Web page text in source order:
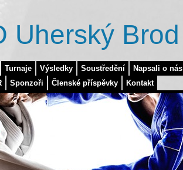
Turnaje Výsledky Soustředění Napsali o nás
Sponzoři Členské příspěvky Kontakt
Uherský Brod